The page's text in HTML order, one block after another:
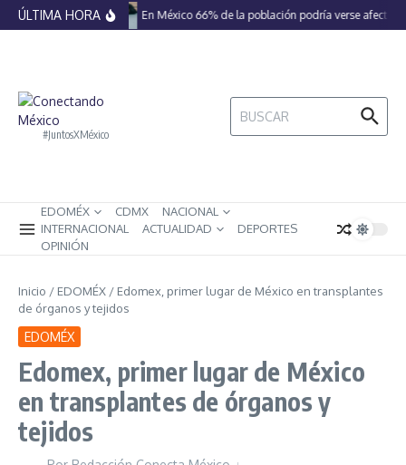
Saltar al contenido
ÚLTIMA HORA En México 66% de la población podría verse
#JuntosXMéxico
Buscar:
EDOMÉX CDMX
NACIONAL
INTERNACIONAL
ACTUALIDAD
DEPORTES
OPINIÓN
Inicio / EDOMÉX / Edomex, primer lugar de México en transplantes
de órganos y tejidos
EDOMÉX
Edomex, primer lugar de México
en transplantes de órganos y
tejidos